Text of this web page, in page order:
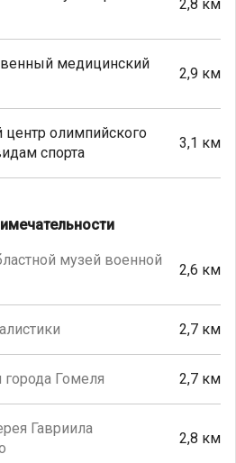
2,8 км
медицинский
2,9 км
центр олимпийского
спорта
3,1 км
музей военной
2,6 км
2,7 км
города Гомеля 2,7 км
Гавриила
2,8 км